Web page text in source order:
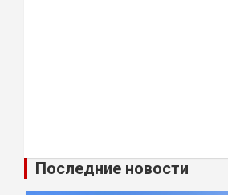
Последние новости